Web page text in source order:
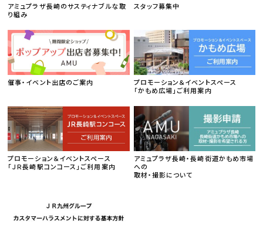
アミュプラザ長崎のサスティナブルな取
り組み
スタッフ募集中
催事・イベント出店のご案内
プロモーション＆イベントスペース
「かもめ広場」ご利用案内
プロモーション＆イベントスペース
「ＪＲ長崎駅コンコース」ご利用案内
アミュプラザ長崎・長崎街道かもめ市場
への
取材・撮影について